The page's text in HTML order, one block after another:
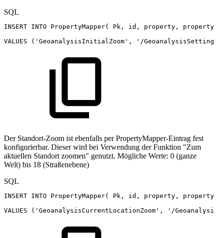
SQL
INSERT INTO PropertyMapper( Pk , id , property ,
VALUES
( 'GeoanalysisInitialZoom' , '/
Der Standort-Zoom ist ebenfalls per PropertyMapper-Eintrag fest
konfigurierbar. Dieser wird bei Verwendung der Funktion "Zum
aktuellen Standort zoomen" genutzt. Mögliche Werte: 0 (ganze
Welt) bis 18 (Straßenebene)
SQL
INSERT INTO PropertyMapper( Pk , id , property ,
VALUES
( 'GeoanalysisCurrentLocationZoom' , '/